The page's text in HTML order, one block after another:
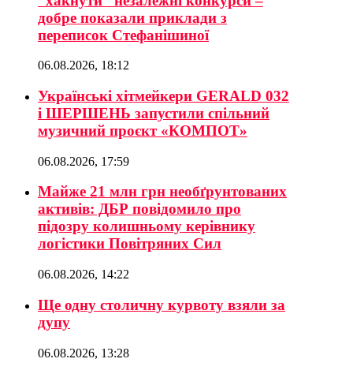
добре показали приклади з
переписок Стефанішиної
06.08.2026, 18:12
Українські хітмейкери GERALD 032
і ШЕРШЕНЬ запустили спільний
музичний проєкт «КОМПОТ»
06.08.2026, 17:59
Майже 21 млн грн необґрунтованих
активів: ДБР повідомило про
підозру колишньому керівнику
логістики Повітряних Сил
06.08.2026, 14:22
Ще одну столичну курвоту взяли за
дупу
06.08.2026, 13:28